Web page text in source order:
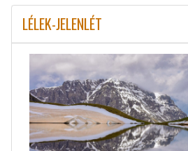
LÉLEK-JELENLÉT